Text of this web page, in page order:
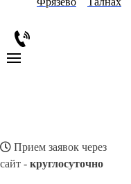
Прием заявок через
сайт - круглосуточно